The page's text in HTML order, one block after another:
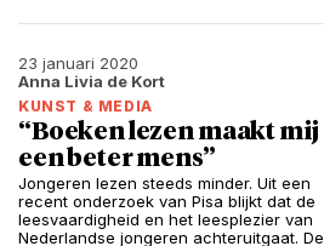
23 januari 2020
Anna Livia de Kort
KUNST & MEDIA
“Boeken lezen maakt mij
een beter mens”
Jongeren lezen steeds minder. Uit een
recent onderzoek van Pisa blijkt dat de
leesvaardigheid en het leesplezier van
Nederlandse jongeren achteruitgaat. De